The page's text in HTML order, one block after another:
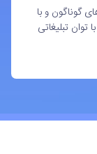
گوناگون و با
تبلیغاتی